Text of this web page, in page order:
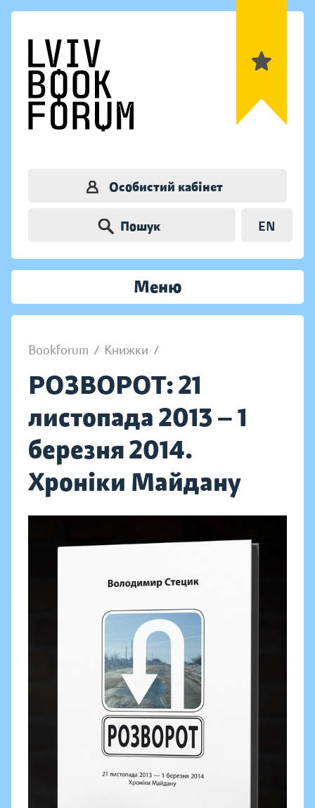
Особистий кабінет
Пошук EN
Меню
Bookforum / Книжки /
РОЗВОРОТ: 21
листопада 2013 — 1
березня 2014.
Хроніки Майдану